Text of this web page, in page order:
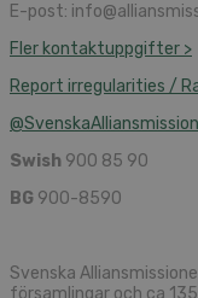
E-post:
Fler kontaktuppgifter >
Report irregularities /
Swish 900 85 90
BG 900-8590
Svenska